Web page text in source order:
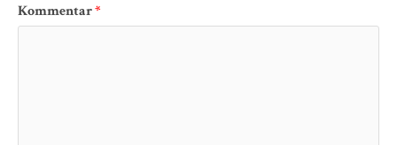
Kommentar*